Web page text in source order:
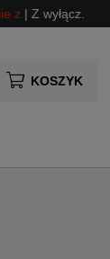
z | Z wyłącz.
KOSZYK